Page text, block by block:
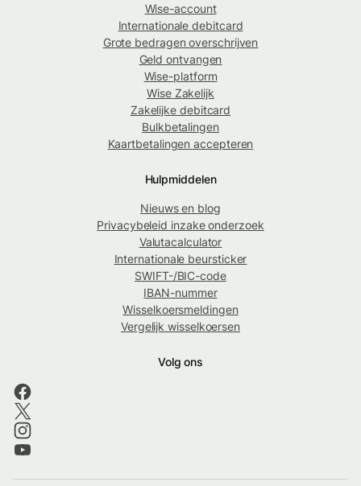
Wise-account
Internationale debitcard
Grote bedragen overschrijven
Geld ontvangen
Wise-platform
Wise Zakelijk
Zakelijke debitcard
Bulkbetalingen
Kaartbetalingen accepteren
Hulpmiddelen
Nieuws en blog
Privacybeleid inzake onderzoek
Valutacalculator
Internationale beursticker
SWIFT-/BIC-code
IBAN-nummer
Wisselkoersmeldingen
Vergelijk wisselkoersen
Volg ons